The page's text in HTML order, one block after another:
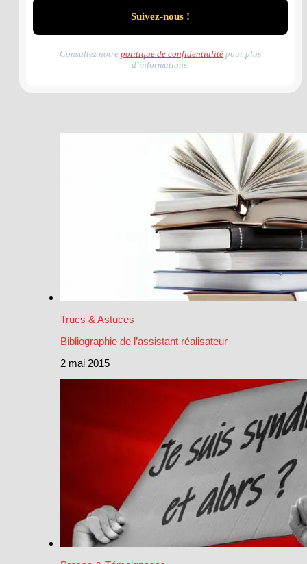
Consultez notre politique de confidentialité pour plus
d’informations.
Trucs & Astuces
Bibliographie de l’assistant réalisateur
2 mai 2015